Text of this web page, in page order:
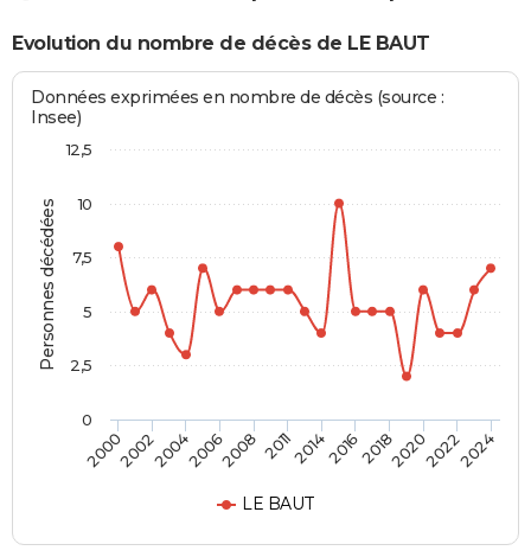
Evolution du nombre de décès de LE BAUT
Personnes décédées
Données exprimées en nombre de décès (source :
Insee)
LE BAUT
20002002200420062008 2011201420162018202020222024
0
2,5
5
7,5
10
12,5